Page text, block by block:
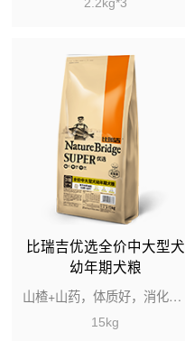
2.2kg*3
比瑞吉优选全价中大型犬
幼年期犬粮
山楂+山药，体质好，消化好，发育好
15kg